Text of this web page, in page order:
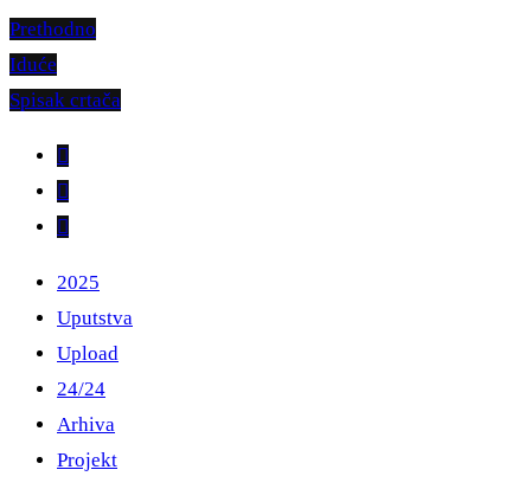
Prethodno
Iduće
Spisak crtača
2025
Uputstva
Upload
24/24
Arhiva
Projekt